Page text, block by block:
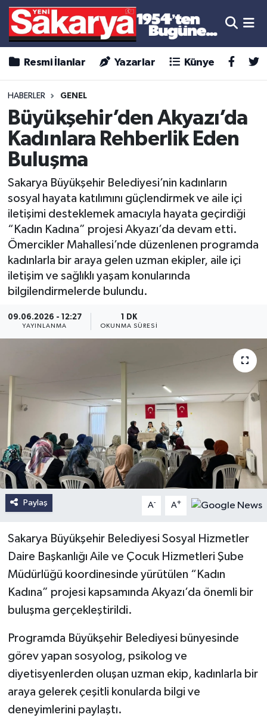
Resmi İlanlar Yazarlar Künye
HABERLER GENEL
Büyükşehir’den Akyazı’da
Kadınlara Rehberlik Eden
Buluşma
Sakarya Büyükşehir Belediyesi’nin kadınların
sosyal hayata katılımını güçlendirmek ve aile içi
iletişimi desteklemek amacıyla hayata geçirdiği
“Kadın Kadına” projesi Akyazı’da devam etti.
Ömercikler Mahallesi’nde düzenlenen programda
kadınlarla bir araya gelen uzman ekipler, aile içi
iletişim ve sağlıklı yaşam konularında
bilgilendirmelerde bulundu.
09.06.2026 - 12:27
YAYINLANMA
1 DK
OKUNMA SÜRESI
Paylaş A- A+
Sakarya Büyükşehir Belediyesi Sosyal Hizmetler
Daire Başkanlığı Aile ve Çocuk Hizmetleri Şube
Müdürlüğü koordinesinde yürütülen “Kadın
Kadına” projesi kapsamında Akyazı’da önemli bir
buluşma gerçekleştirildi.
Programda Büyükşehir Belediyesi bünyesinde
görev yapan sosyolog, psikolog ve
diyetisyenlerden oluşan uzman ekip, kadınlarla bir
araya gelerek çeşitli konularda bilgi ve
deneyimlerini paylaştı.